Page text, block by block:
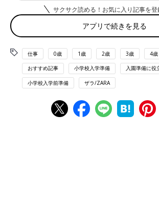
サクサク読める！お気に入り記事を
アプリで続きを見る
仕事 0歳 1歳 2歳 3歳 4歳
おすすめ記事 小学校入学準備 入園準備に役
小学校入学前準備 ザラ/ZARA